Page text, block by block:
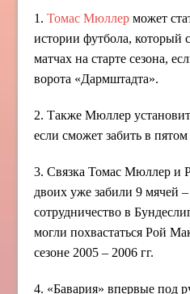
1.Томас Мюллер может
истории футбола, который
матчах на старте сезона,
ворота «Дармштадта».
2. Также Мюллер
если сможет забить в
3. Связка Томас Мюллер и
двоих уже забили 9 мячей
сотрудничество в
могли похвастаться Рой
сезоне 2005 – 2006 гг.
4. «Бавария» впервые под